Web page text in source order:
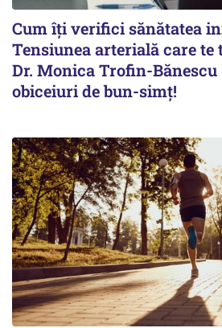
Cum îți verifici sănătatea
Tensiunea arterială care
Dr. Monica Trofin-Bănescu
obiceiuri de bun-simț!